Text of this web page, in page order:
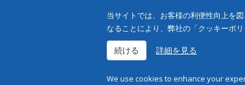
当サイトでは、お客様の利便性向上を
なることにより、弊社の「クッキーポ
続ける 詳細を見る
We use cookies to enhance your